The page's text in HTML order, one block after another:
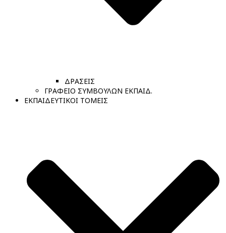
ΔΡΑΣΕΙΣ
ΓΡΑΦΕΙΟ ΣΥΜΒΟΥΛΩΝ ΕΚΠΑΙΔ.
ΕΚΠΑΙΔΕΥΤΙΚΟΙ ΤΟΜΕΙΣ